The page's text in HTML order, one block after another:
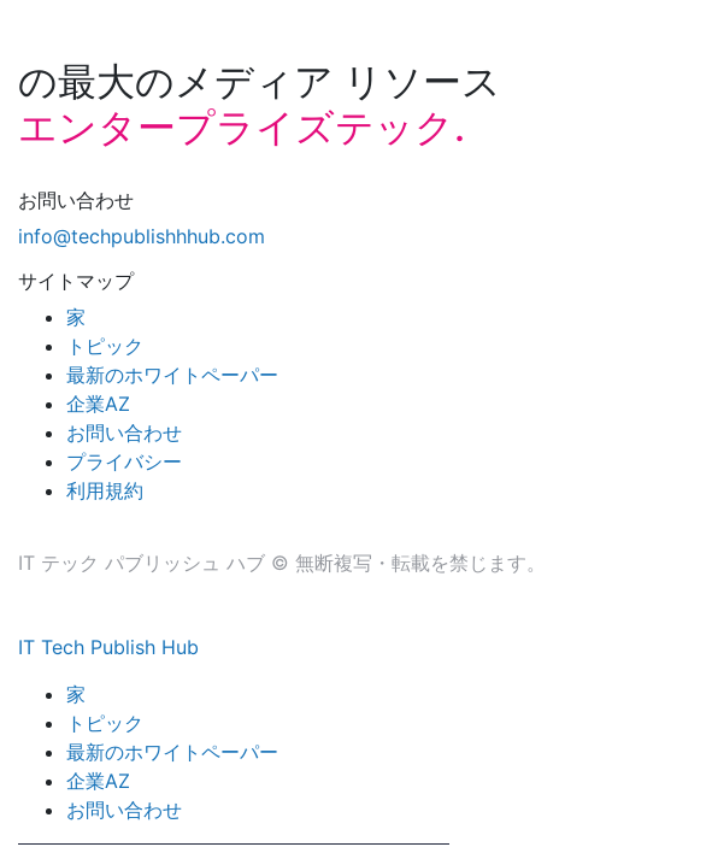
の最大のメディア リソース
エンタープライズテック.
お問い合わせ
info@techpublishhhub.com
サイトマップ
家
トピック
最新のホワイトペーパー
企業AZ
お問い合わせ
プライバシー
利用規約
IT テック パブリッシュ ハブ © 無断複写・転載を禁じます。
IT Tech Publish Hub
家
トピック
最新のホワイトペーパー
企業AZ
お問い合わせ